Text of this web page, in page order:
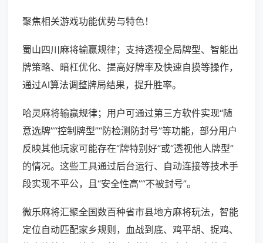
聚焦相关游戏功能优势与特色！
蜀山四川麻将输赢规律；支持透视全局牌型、智能出
牌策略、暗杠优化、提高好牌率及快速自摸等操作，
通过AI算法调整牌局结果，提升胜率。
哈灵麻将输赢规律；用户可通过第三方软件实现“随
意选牌”“控制牌型”“防检测防封号”等功能，部分用户
反映其他玩家可能存在“牌特别好”或“透视他人牌型”
的情况。这些工具通过后台运行、自动连接等技术手
段实现不平公，且“安全性高”“不被封号”。
微乐麻将汇聚全国数百种省市县地方麻将玩法，智能
定位自动匹配家乡规则，血战到底、鸡平胡、捉鸡、